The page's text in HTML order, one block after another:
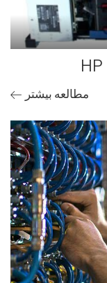
مطالعه بیشتر